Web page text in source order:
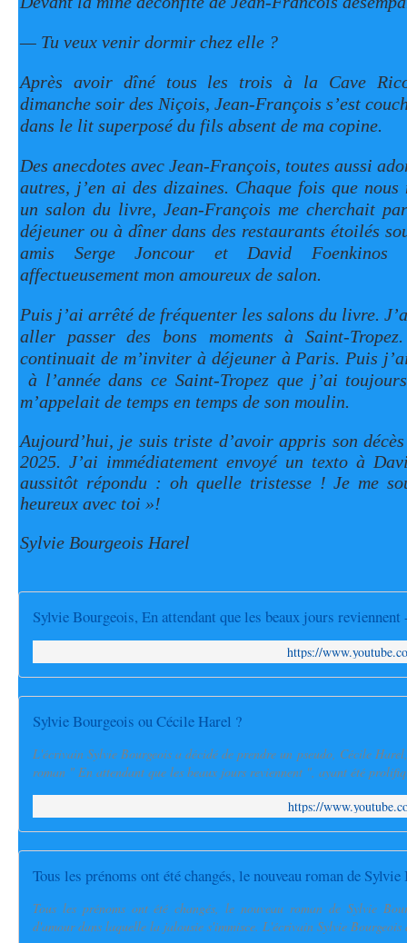
— Tu veux venir dormir chez elle ?
Après avoir dîné tous les trois à la Cave
dimanche soir des Niçois, Jean-François s’est
dans le lit superposé du fils absent de ma copine.
Des anecdotes avec Jean-François, toutes aussi
autres, j’en ai des dizaines. Chaque fois que nous
un salon du livre, Jean-François me cherchait
déjeuner ou à dîner dans des restaurants étoilés
amis Serge Joncour et David Foenkinos
affectueusement mon amoureux de salon.
Puis j’ai arrêté de fréquenter les salons du livre.
aller passer des bons moments à Saint-
continuait de m’inviter à déjeuner à Paris. Puis
à l’année dans ce Saint-Tropez que j’ai
m’appelait de temps en temps de son moulin.
Aujourd’hui, je suis triste d’avoir appris son
2025. J’ai immédiatement envoyé un texto à
aussitôt répondu : oh quelle tristesse ! Je me
heureux avec toi »!
Sylvie Bourgeois Harel
Sylvie Bourgeois, En attendant que les beaux jours
https://
Sylvie Bourgeois ou Cécile Harel ?
L'écrivain Sylvie Bourgeois a décidé de prendre un pseudo, Cécile
roman " En attendant que les beaux jours reviennent ", ayant été
https://
Tous les prénoms ont été changés, le nouveau roman de
Tous les prénoms ont été changés, le nouveau roman de Sylvie
d'amour dans laquelle la jalousie s'immisce. L'écrivain Sylvie